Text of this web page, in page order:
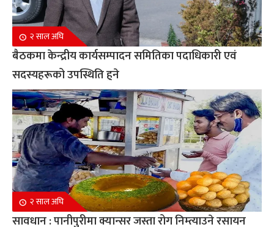
२ साल अघि
बैठकमा केन्द्रीय कार्यसम्पादन समितिका पदाधिकारी एवं
सदस्यहरूको उपस्थिति हुने
२ साल अघि
सावधान : पानीपुरीमा क्यान्सर जस्ता रोग निम्त्याउने रसायन